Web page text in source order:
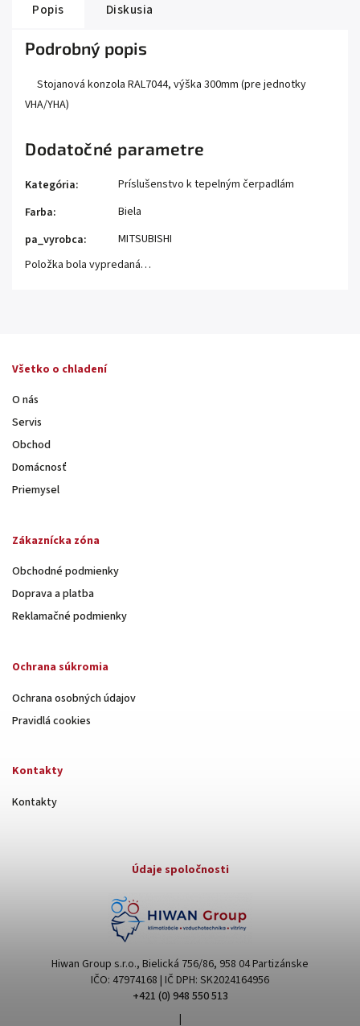
Popis Diskusia
Podrobný popis
Stojanová konzola RAL7044, výška 300mm (pre jednotky
VHA/YHA)
Dodatočné parametre
Kategória:
Príslušenstvo k tepelným čerpadlám
Farba:
Biela
pa_vyrobca:
MITSUBISHI
Položka bola vypredaná…
Všetko o chladení
O nás
Servis
Obchod
Domácnosť
Priemysel
Zákaznícka zóna
Obchodné podmienky
Doprava a platba
Reklamačné podmienky
Ochrana súkromia
Ochrana osobných údajov
Pravidlá cookies
Kontakty
Kontakty
Údaje spoločnosti
Hiwan Group s.r.o., Bielická 756/86, 958 04 Partizánske
IČO: 47974168 | IČ DPH: SK2024164956
+421 (0) 948 550 513
|